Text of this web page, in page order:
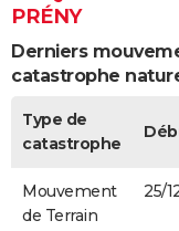
PRÉNY
Derniers
catastrophe
Type de
catastrophe
Mouvement
de Terrain
25/